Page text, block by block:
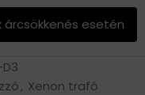
árcsökkenés esetén
, Xenon trafó